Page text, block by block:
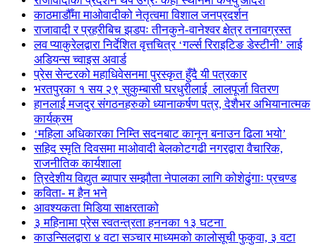
काठमाडौँमा माओवादीको नेतृत्वमा विशाल जनप्रदर्शन
राजावादी र प्रहरीबिच झडपः तीनकुने-वानेश्वर क्षेत्र तनावग्रस्त
लव प्याकुरेलद्वारा निर्देशित वृत्तचित्र ‘गर्ल्स रिराइटिङ डेस्टीनी’ लाई
अडियन्स च्वाइस अवार्ड
प्रेस सेन्टरको महाधिवेसनमा पुरस्कृत हुँदै यी पत्रकार
भरतपुरका १ सय २९ सुकुम्बासी घरधुरीलाई लालपूर्जा वितरण
हानलाई मजदुर संगठनहरुको ध्यानाकर्षण पत्र, देशैभर अभियानात्मक
कार्यक्रम
‘महिला अधिकारका निम्ति सदनबाट कानून बनाउन ढिला भयो’
सहिद स्मृति दिवसमा माओवादी बेलकोटगढी नगरद्वारा वैचारिक,
राजनीतिक कार्यशाला
त्रिदेशीय विद्युत ब्यापार सम्झौता नेपालका लागि कोशेढुंगाः प्रचण्ड
कविता- म हैन भने
आवश्यकता मिडिया साक्षरताको
३ महिनामा प्रेस स्वतन्त्रता हननका १३ घटना
काउन्सिलद्वारा ४ वटा सञ्चार माध्यमको कालोसूची फुकुवा, ३ वटा